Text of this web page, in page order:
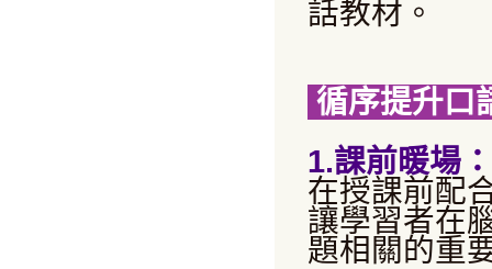
話教材。
循序提升口
1.課前暖場：
在授課前配
讓學習者在
題相關的重